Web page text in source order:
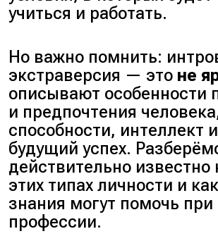
учиться и работать.
Но важно помнить:
экстраверсия — это не
описывают особенности
и предпочтения
способности, интеллект
будущий успех.
действительно известно
этих типах личности и
знания могут помочь
профессии.